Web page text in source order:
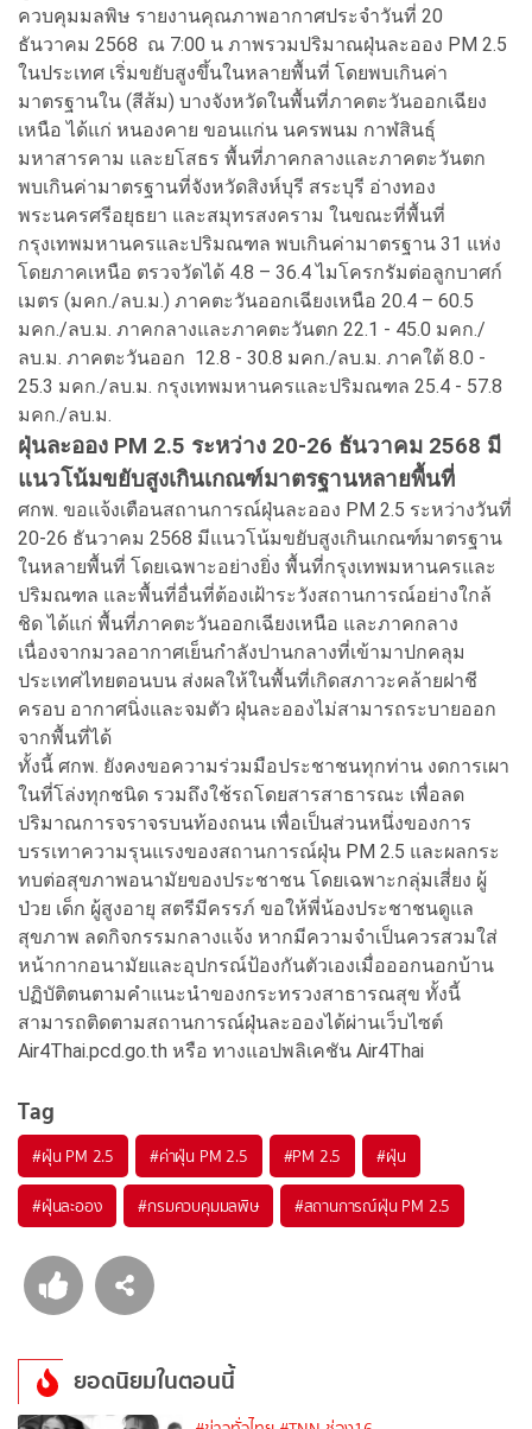
ควบคุมมลพิษ รายงานคุณภาพอากาศประจำวันที่ 20
ธันวาคม 2568 ณ 7:00 น ภาพรวมปริมาณฝุ่นละออง PM 2.5
ในประเทศ เริ่มขยับสูงขึ้นในหลายพื้นที่ โดยพบเกินค่า
มาตรฐานใน (สีส้ม) บางจังหวัดในพื้นที่ภาคตะวันออกเฉียง
เหนือ ได้แก่ หนองคาย ขอนแก่น นครพนม กาฬสินธุ์
มหาสารคาม และยโสธร พื้นที่ภาคกลางและภาคตะวันตก
พบเกินค่ามาตรฐานที่จังหวัดสิงห์บุรี สระบุรี อ่างทอง
พระนครศรีอยุธยา และสมุทรสงคราม ในขณะที่พื้นที่
กรุงเทพมหานครและปริมณฑล พบเกินค่ามาตรฐาน 31 แห่ง
โดยภาคเหนือ ตรวจวัดได้ 4.8 – 36.4 ไมโครกรัมต่อลูกบาศก์
เมตร (มคก./ลบ.ม.) ภาคตะวันออกเฉียงเหนือ 20.4 – 60.5
มคก./ลบ.ม. ภาคกลางและภาคตะวันตก 22.1 - 45.0 มคก./
ลบ.ม. ภาคตะวันออก 12.8 - 30.8 มคก./ลบ.ม. ภาคใต้ 8.0 -
25.3 มคก./ลบ.ม. กรุงเทพมหานครและปริมณฑล 25.4 - 57.8
มคก./ลบ.ม.
ฝุ่นละออง PM 2.5 ระหว่าง 20-26 ธันวาคม 2568 มี
แนวโน้มขยับสูงเกินเกณฑ์มาตรฐานหลายพื้นที่
ศกพ. ขอแจ้งเตือนสถานการณ์ฝุ่นละออง PM 2.5 ระหว่างวันที่
20-26 ธันวาคม 2568 มีแนวโน้มขยับสูงเกินเกณฑ์มาตรฐาน
ในหลายพื้นที่ โดยเฉพาะอย่างยิ่ง พื้นที่กรุงเทพมหานครและ
ปริมณฑล และพื้นที่อื่นที่ต้องเฝ้าระวังสถานการณ์อย่างใกล้
ชิด ได้แก่ พื้นที่ภาคตะวันออกเฉียงเหนือ และภาคกลาง
เนื่องจากมวลอากาศเย็นกำลังปานกลางที่เข้ามาปกคลุม
ประเทศไทยตอนบน ส่งผลให้ในพื้นที่เกิดสภาวะคล้ายฝาชี
ครอบ อากาศนิ่งและจมตัว ฝุ่นละอองไม่สามารถระบายออก
จากพื้นที่ได้
ทั้งนี้ ศกพ. ยังคงขอความร่วมมือประชาชนทุกท่าน งดการเผา
ในที่โล่งทุกชนิด รวมถึงใช้รถโดยสารสาธารณะ เพื่อลด
ปริมาณการจราจรบนท้องถนน เพื่อเป็นส่วนหนึ่งของการ
บรรเทาความรุนแรงของสถานการณ์ฝุ่น PM 2.5 และผลกระ
ทบต่อสุขภาพอนามัยของประชาชน โดยเฉพาะกลุ่มเสี่ยง ผู้
ป่วย เด็ก ผู้สูงอายุ สตรีมีครรภ์ ขอให้พี่น้องประชาชนดูแล
สุขภาพ ลดกิจกรรมกลางแจ้ง หากมีความจำเป็นควรสวมใส่
หน้ากากอนามัยและอุปกรณ์ป้องกันตัวเองเมื่อออกนอกบ้าน
ปฏิบัติตนตามคำแนะนำของกระทรวงสาธารณสุข ทั้งนี้
สามารถติดตามสถานการณ์ฝุ่นละอองได้ผ่านเว็บไซต์
Air4Thai.pcd.go.th หรือ ทางแอปพลิเคชัน Air4Thai
Tag
#ฝุ่น PM 2.5 #ค่าฝุ่น PM 2.5 #PM 2.5 #ฝุ่น
#ฝุ่นละออง #กรมควบคุมมลพิษ #สถานการณ์ฝุ่น PM 2.5
ยอดนิยมในตอนนี้